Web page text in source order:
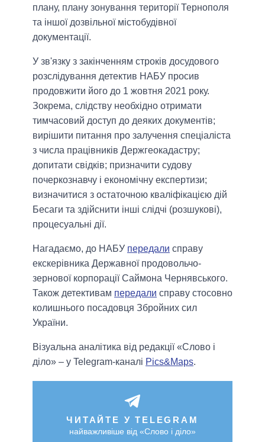
плану, плану зонування території Тернополя
та іншої дозвільної містобудівної
документації.
У зв'язку з закінченням строків досудового
розслідування детектив НАБУ просив
продовжити його до 1 жовтня 2021 року.
Зокрема, слідству необхідно отримати
тимчасовий доступ до деяких документів;
вирішити питання про залучення спеціаліста
з числа працівників Держгеокадастру;
допитати свідків; призначити судову
почеркознавчу і економічну експертизи;
визначитися з остаточною кваліфікацією дій
Бесаги та здійснити інші слідчі (розшукові),
процесуальні дії.
Нагадаємо, до НАБУ передали справу
екскерівника Державної продовольчо-
зернової корпорації Саймона Чернявського.
Також детективам передали справу стосовно
колишнього посадовця Збройних сил
України.
Візуальна аналітика від редакції «Слово і
діло» – у Telegram-каналі Pics&Maps.
ЧИТАЙТЕ У TELEGRAM
найважливіше від «Слово і діло»